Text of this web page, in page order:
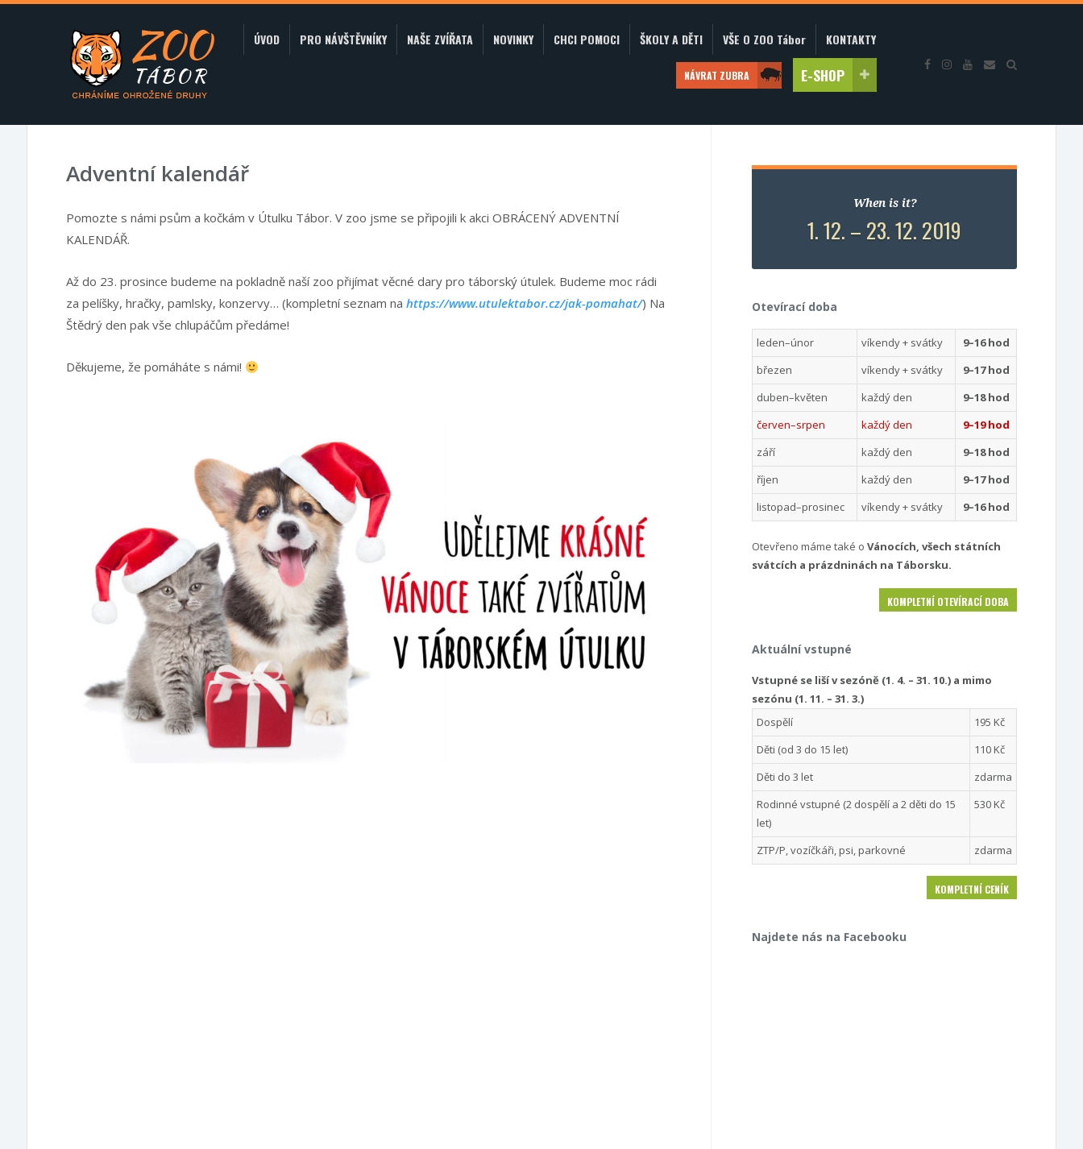
ÚVOD PRO NÁVŠTĚVNÍKY NAŠE ZVÍŘATA NOVINKY CHCI POMOCI ŠKOLY A DĚTI VŠE O ZOO Tábor KONTAKTY
NÁVRAT ZUBRA E-SHOP
Adventní kalendář
Pomozte s námi psům a kočkám v Útulku Tábor. V zoo jsme se připojili k akci OBRÁCENÝ ADVENTNÍ
KALENDÁŘ.
Až do 23. prosince budeme na pokladně naší zoo přijímat věcné dary pro táborský útulek. Budeme moc rádi
za pelíšky, hračky, pamlsky, konzervy… (kompletní seznam na https://www.utulektabor.cz/jak-pomahat/) Na
Štědrý den pak vše chlupáčům předáme!
Děkujeme, že pomáháte s námi!
When is it?
1. 12. – 23. 12. 2019
Otevírací doba
leden–únor víkendy + svátky
9–16 hod
březen
víkendy + svátky
9–17 hod
duben–květen
každý den
9–18 hod
červen–srpen
každý den
9–19 hod
září
každý den
9–18 hod
říjen
každý den
9–17 hod
listopad–prosinec
víkendy + svátky 9–16 hod
Otevřeno máme také o Vánocích, všech státních
svátcích a prázdninách na Táborsku.
KOMPLETNÍ OTEVÍRACÍ DOBA
Aktuální vstupné
Vstupné se liší v sezóně (1. 4. – 31. 10.) a mimo
sezónu (1. 11. – 31. 3.)
Dospělí
195 Kč
Děti (od 3 do 15 let)
110 Kč
Děti do 3 let
zdarma
Rodinné vstupné (2 dospělí a 2 děti do 15
let)
530 Kč
ZTP/P, vozíčkáři, psi, parkovné zdarma
KOMPLETNÍ CENÍK
Najdete nás na Facebooku